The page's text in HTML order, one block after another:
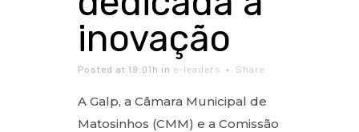
inovação
Posted at 19:01h in e-leaders Share
A Galp, a Câmara Municipal de
Matosinhos (CMM) e a Comissão